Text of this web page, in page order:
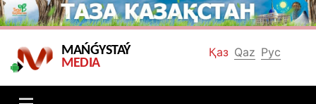
Қаз Qaz Рус
MAŃǴYSTAÝ
MEDIA